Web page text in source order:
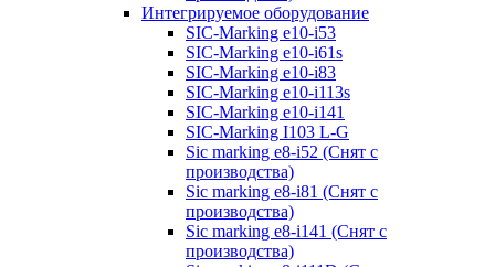
Интегрируемое оборудование
SIC-Marking e10-i53
SIC-Marking e10-i61s
SIC-Marking e10-i83
SIC-Marking e10-i113s
SIC-Marking e10-i141
SIC-Marking I103 L-G
Sic marking e8-i52 (Снят с
производства)
Sic marking e8-i81 (Снят с
производства)
Sic marking e8-i141 (Снят с
производства)